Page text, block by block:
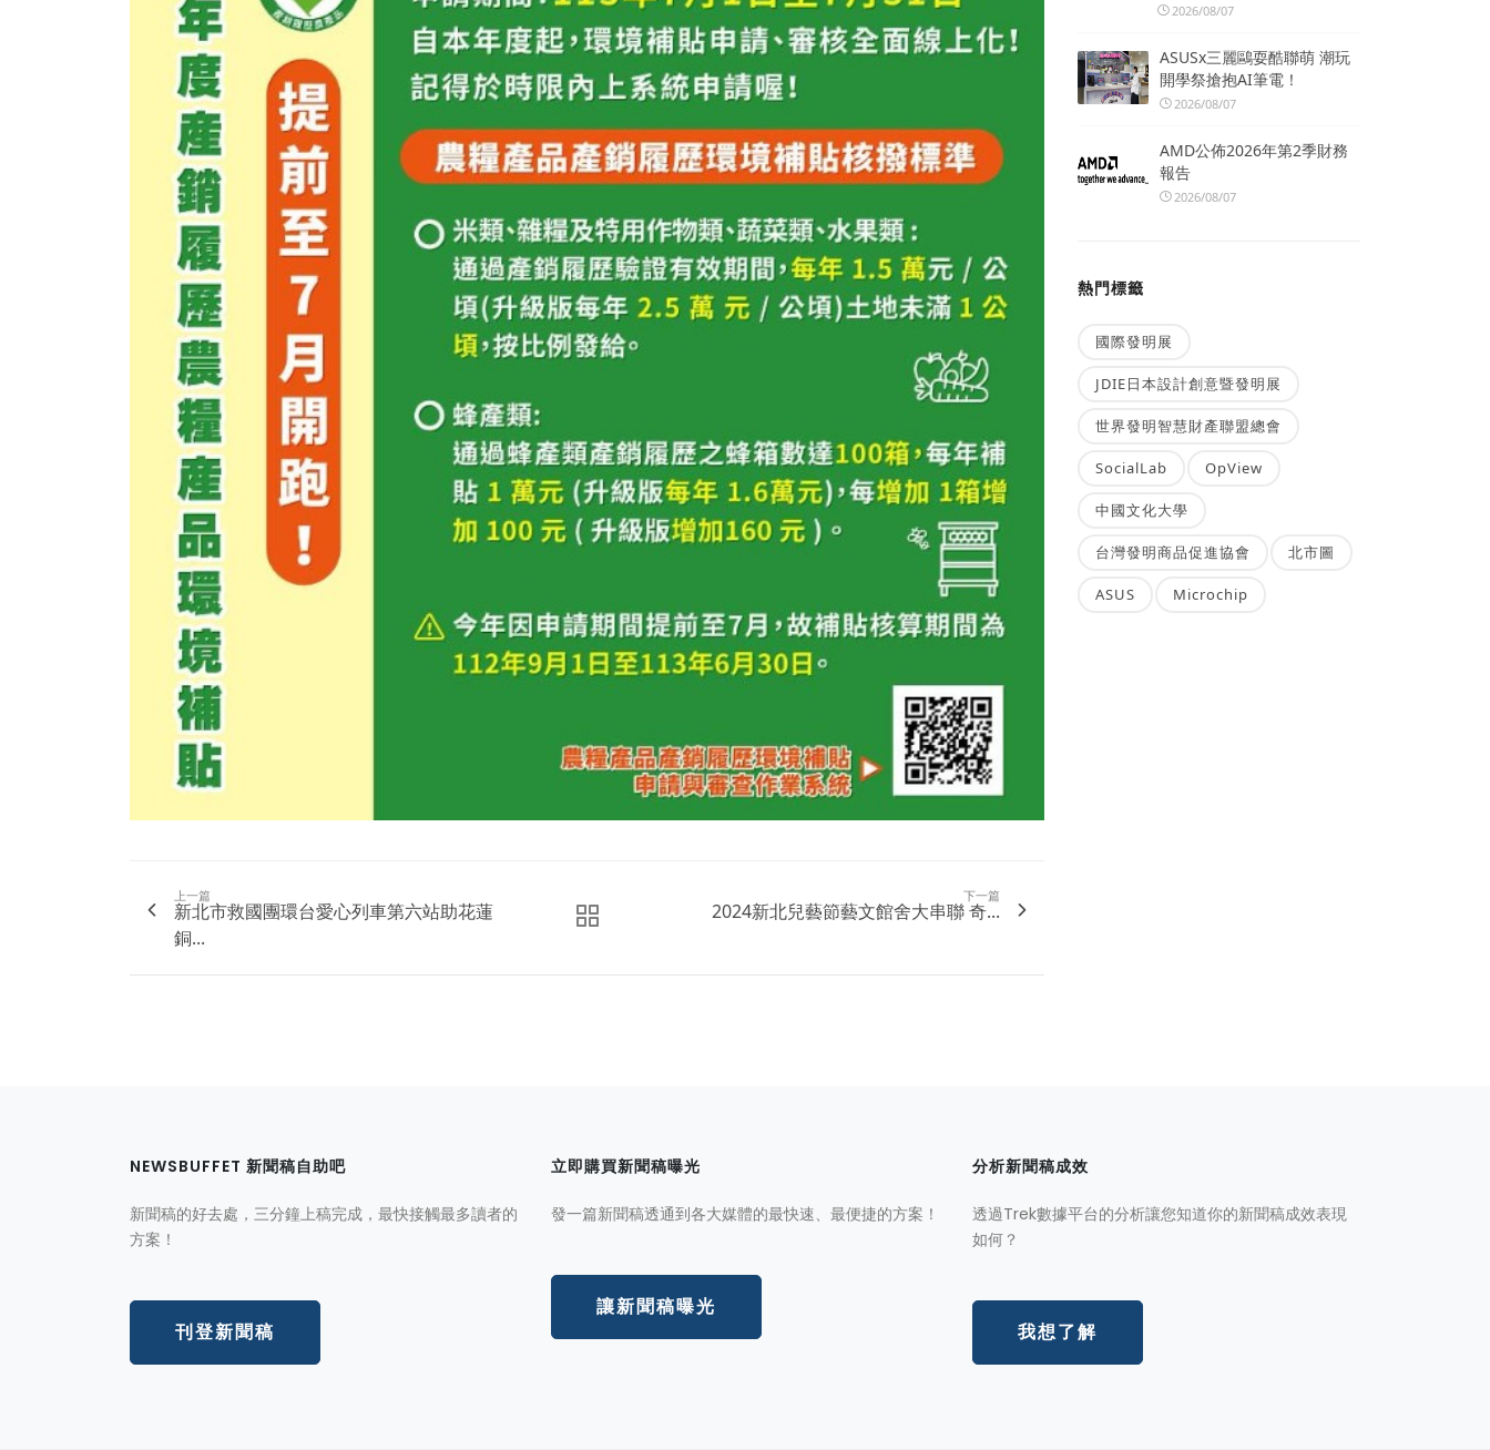
上一篇
新北市救國團環台愛心列車第六站助花蓮
銅...
下一篇
2024新北兒藝節藝文館舍大串聯 奇...
2026/08/07
ASUSx三麗鷗耍酷聯萌 潮玩
開學祭搶抱AI筆電！
2026/08/07
AMD公佈2026年第2季財務
報告
2026/08/07
熱門標籤
國際發明展
JDIE日本設計創意暨發明展
世界發明智慧財產聯盟總會
SocialLab OpView
中國文化大學
台灣發明商品促進協會 北市圖
ASUS Microchip
NEWSBUFFET 新聞稿自助吧
新聞稿的好去處，三分鐘上稿完成，最快接觸最多讀者的
方案！
刊登新聞稿
立即購買新聞稿曝光
發一篇新聞稿透通到各大媒體的最快速、最便捷的方案！
讓新聞稿曝光
分析新聞稿成效
透過Trek數據平台的分析讓您知道你的新聞稿成效表現
如何？
我想了解